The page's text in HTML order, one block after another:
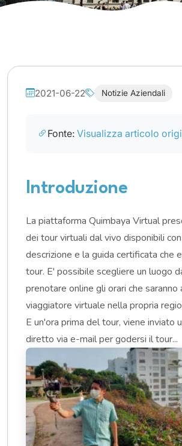
2021-06-22 Notizie Aziendali
Fonte: Visualizza articolo
Introduzione
La piattaforma Quimbaya Virtual
dei tour virtuali dal vivo disponibili
descrizione e la guida certificata che
tour. E' possibile scegliere un luogo
prenotare online gli orari che saranno
viaggiatore virtuale nella propria
E un'ora prima del tour, viene inviato
diretto via e-mail per godersi il tour...